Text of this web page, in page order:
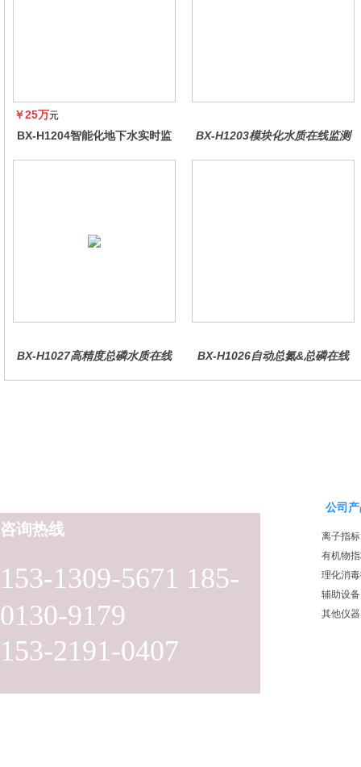
￥25万元
BX-H1204智能化地下水实时监
BX-H1203模块化水质在线监测
BX-H1027高精度总磷水质在线
BX-H1026自动总氮&总磷在线
153-1309-5671 185-
0130-9179
153-2191-0407
咨询热线
公司
离子指标
有机物
理化消
辅助设备
其他仪器